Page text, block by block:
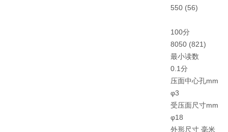
550 (56)
100分
8050 (821)
最小读数
0.1分
压面中心孔mm
φ3
受压面尺寸mm
φ18
外形尺寸 毫米